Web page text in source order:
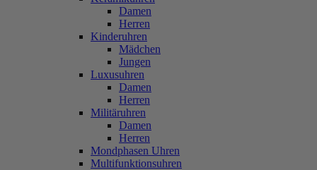
Damen
Herren
Kinderuhren
Mädchen
Jungen
Luxusuhren
Damen
Herren
Militäruhren
Damen
Herren
Mondphasen Uhren
Multifunktionsuhren